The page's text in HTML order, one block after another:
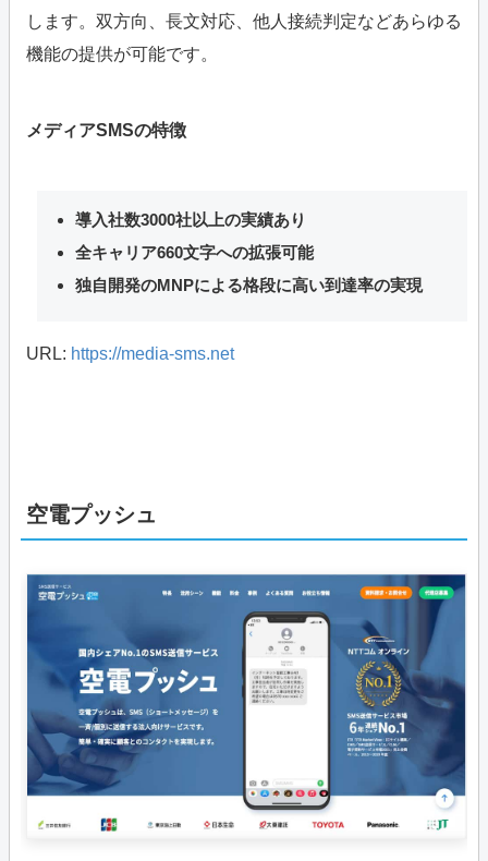
します。双方向、長文対応、他人接続判定などあらゆる
機能の提供が可能です。
メディアSMSの特徴
導入社数3000社以上の実績あり
全キャリア660文字への拡張可能
独自開発のMNPによる格段に高い到達率の実現
URL: https://media-sms.net
空電プッシュ